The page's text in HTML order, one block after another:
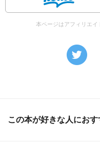
本ページはアフィリエ
この本が好きな人にお